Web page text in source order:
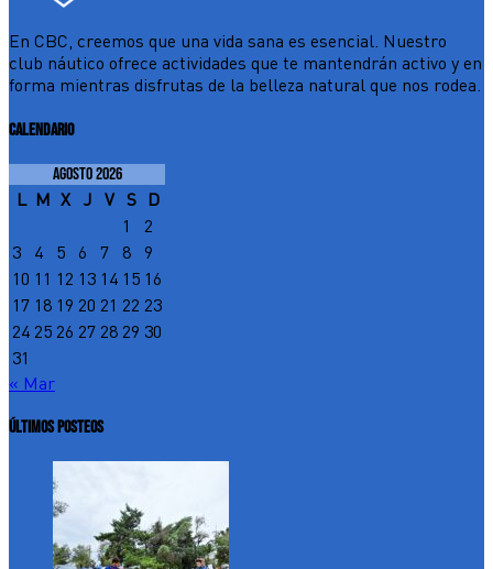
En CBC, creemos que una vida sana es esencial. Nuestro
club náutico ofrece actividades que te mantendrán activo y en
forma mientras disfrutas de la belleza natural que nos rodea.
CALENDARIO
agosto 2026
L M X J V S D
1
2
3
4 5 6 7 8
9
10 11 12 13 14 15 16
17 18 19 20 21 22 23
24 25 26 27 28 29 30
31
« Mar
ÚLTIMOS POSTEOS